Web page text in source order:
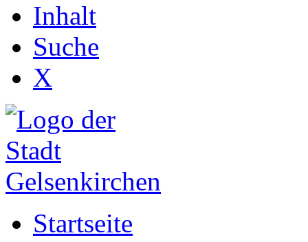
Inhalt
Suche
X
Startseite